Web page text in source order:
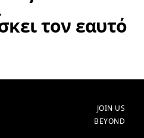
τον εαυτό
ΚΎΡΙΟ
JOIN US
BEYOND